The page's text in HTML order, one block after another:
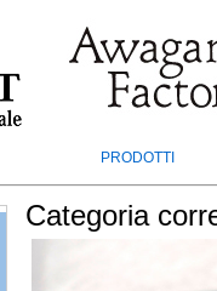
PRODOTTI
Categoria